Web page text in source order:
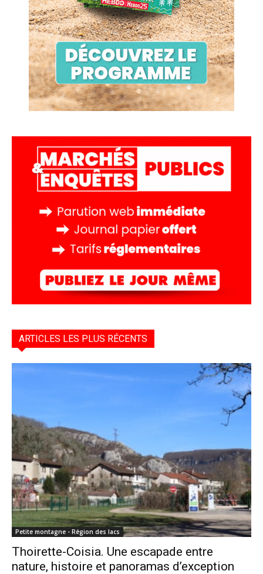
ARTICLES LES PLUS RÉCENTS
Petite montagne - Région des lacs
Thoirette-Coisia. Une escapade entre
nature, histoire et panoramas d’exception